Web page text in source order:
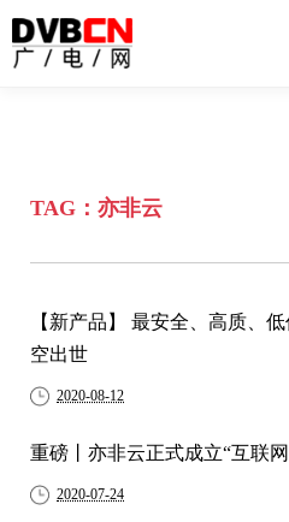
TAG：亦非云
【新产品】 最安全、高质、
空出世
2020-08-12
重磅丨亦非云正式成立“互联
2020-07-24